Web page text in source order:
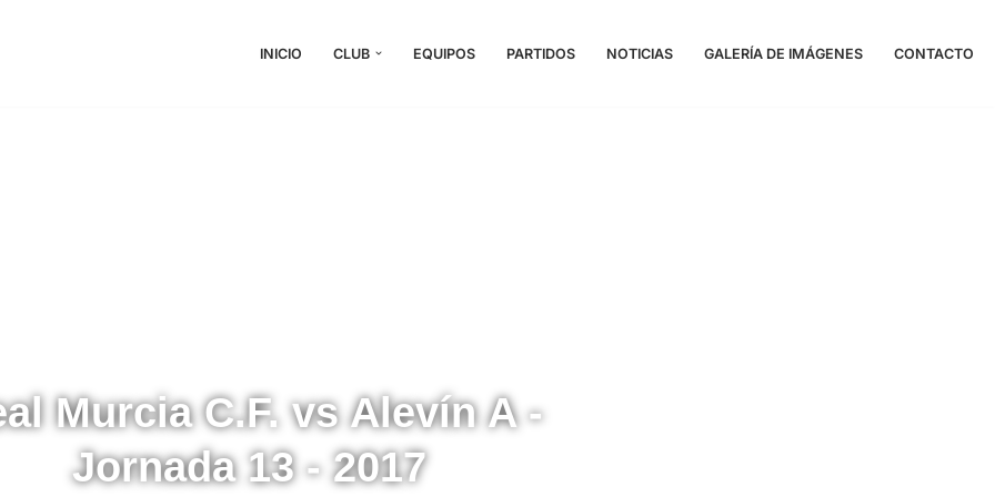
INICIO CLUB EQUIPOS PARTIDOS NOTICIAS GALERÍA DE IMÁGENES CONTACTO
Murcia C.F. vs Alevín A -
Jornada 13 - 2017